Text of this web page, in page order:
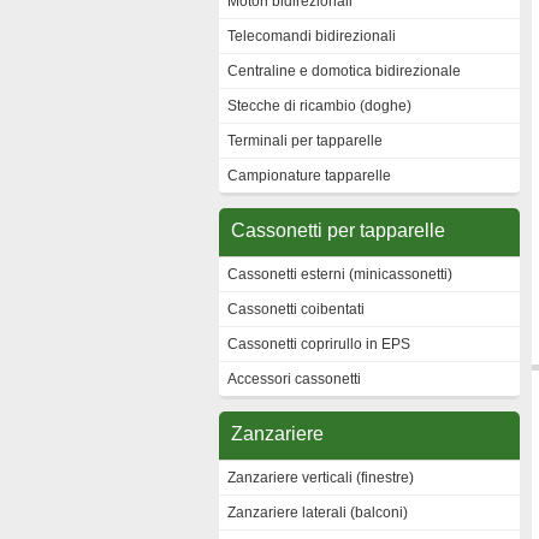
Telecomandi bidirezionali
Centraline e domotica bidirezionale
Stecche di ricambio (doghe)
Terminali per tapparelle
Campionature tapparelle
Cassonetti per tapparelle
Cassonetti esterni (minicassonetti)
Cassonetti coibentati
Cassonetti coprirullo in EPS
Accessori cassonetti
Zanzariere
Zanzariere verticali (finestre)
Zanzariere laterali (balconi)